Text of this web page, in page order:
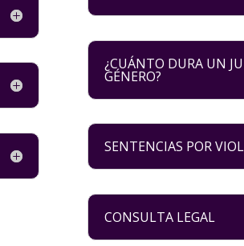
¿CUÁNTO DURA UN
GÉNERO?
SENTENCIAS POR
CONSULTA LEGAL